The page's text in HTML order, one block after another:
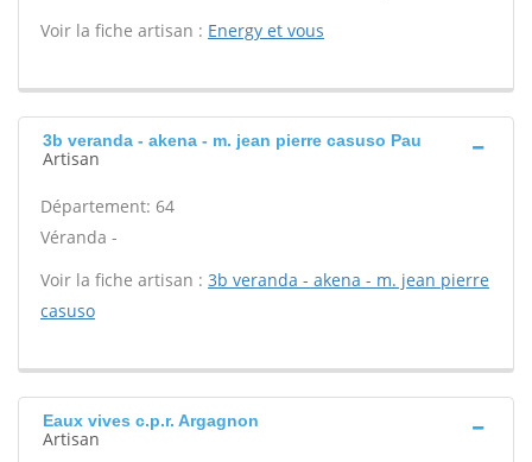
Voir la fiche artisan : Energy et vous
3b veranda - akena - m. jean pierre casuso Pau
Artisan
Département: 64
Véranda -
Voir la fiche artisan : 3b veranda - akena - m. jean pierre
casuso
Eaux vives c.p.r. Argagnon
Artisan